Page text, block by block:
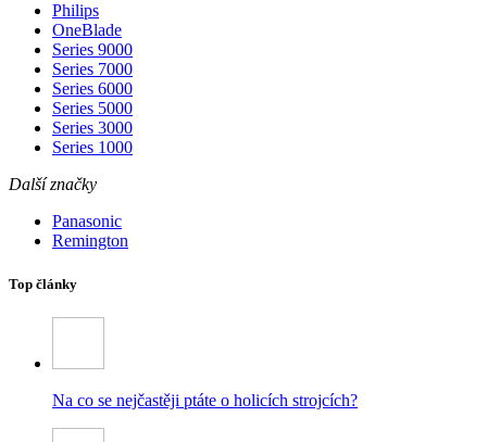
Philips
OneBlade
Series 9000
Series 7000
Series 6000
Series 5000
Series 3000
Series 1000
Další značky
Panasonic
Remington
Top články
Na co se nejčastěji ptáte o holicích strojcích?